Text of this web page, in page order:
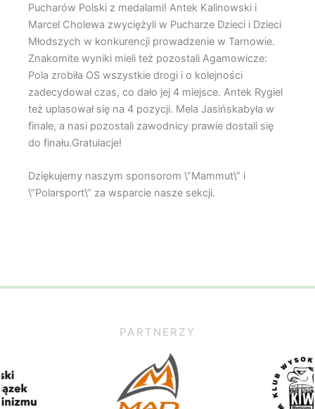
Pucharów Polski z medalami! Antek Kalinowski i
Marcel Cholewa zwyciężyli w Pucharze Dzieci i Dzieci
Młodszych w konkurencji prowadzenie w Tarnowie.
Znakomite wyniki mieli też pozostali Agamowicze:
Pola zrobiła OS wszystkie drogi i o kolejności
zadecydował czas, co dało jej 4 miejsce. Antek Rygiel
też uplasował się na 4 pozycji. Mela Jasińskabyła w
finale, a nasi pozostali zawodnicy prawie dostali się
do finału.Gratulacje!
Dziękujemy naszym sponsorom \”Mammut\” i
\”Polarsport\” za wsparcie nasze sekcji.
PARTNERZY